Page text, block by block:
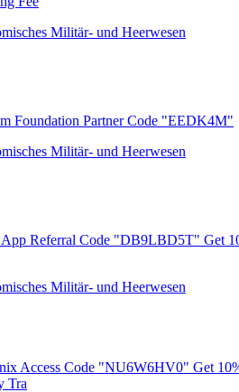
Militär- und Heerwesen
Foundation Partner Code "EEDK4M"
Militär- und Heerwesen
App Referral Code "DB9LBD5T" Get
Militär- und Heerwesen
Access Code "NU6W6HV0" Get
Tra